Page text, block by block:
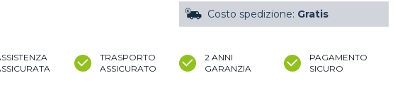
Costo spedizione: Gratis
TRASPORTO
ASSICURATO
2 ANNI
GARANZIA
PAGAMENTO
SICURO